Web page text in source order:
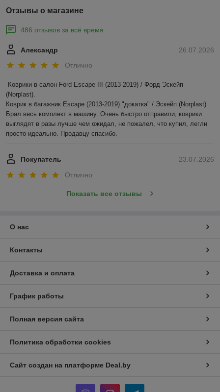
Отзывы о магазине
486 отзывов за всё время
26.07.2026
Александр
Отлично
Коврики в салон Ford Escape III (2013-2019) / Форд Эскейп
(Norplast).
Коврик в багажник Escape (2013-2019) "докатка" / Эскейп (Norplast)
Брал весь комплект в машину. Очень быстро отправили, коврики
выглядят в разы лучше чем ожидал, не пожалел, что купил, легли
просто идеально. Продавцу спасибо.
23.07.2026
Покупатель
Отлично
Показать все отзывы
О нас
Контакты
Доставка и оплата
График работы
Полная версия сайта
Политика обработки cookies
Сайт создан на платформе Deal.by